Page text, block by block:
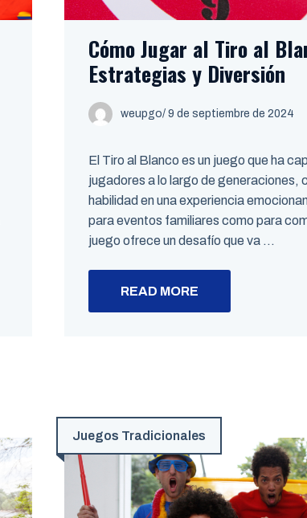
Cómo Jugar al Tiro al
Estrategias y Diversión
weupgo/ 9 de septiembre de 2024
El Tiro al Blanco es un juego que ha
jugadores a lo largo de generaciones,
habilidad en una experiencia
para eventos familiares como para
juego ofrece un desafío que va ...
READ MORE
Juegos Tradicionales